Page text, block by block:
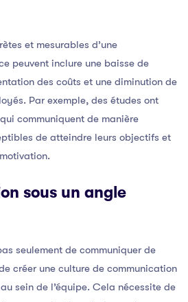
et mesurables d’une
peuvent inclure une baisse de
des coûts et une diminution de
Par exemple, des études ont
communiquent de manière
de atteindre leurs objectifs et
sous un angle
seulement de communiquer de
créer une culture de communication
sein de l’équipe. Cela nécessite de